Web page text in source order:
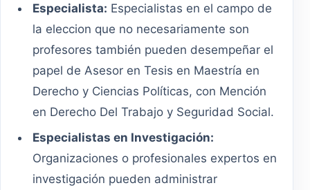
Especialista: Especialistas en el campo de
la eleccion que no necesariamente son
profesores también pueden desempeñar el
papel de Asesor en Tesis en Maestría en
Derecho y Ciencias Políticas, con Mención
en Derecho Del Trabajo y Seguridad Social.
Especialistas en Investigación:
Organizaciones o profesionales expertos en
investigación pueden administrar